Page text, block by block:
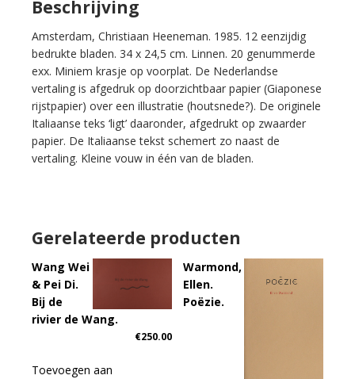
aantal
Beschrijving
Amsterdam, Christiaan Heeneman. 1985. 12 eenzijdig
bedrukte bladen. 34 x 24,5 cm. Linnen. 20 genummerde
exx. Miniem krasje op voorplat. De Nederlandse
vertaling is afgedruk op doorzichtbaar papier (Giaponese
rijstpapier) over een illustratie (houtsnede?). De originele
Italiaanse teks ‘ligt’ daaronder, afgedrukt op zwaarder
papier. De Italiaanse tekst schemert zo naast de
vertaling. Kleine vouw in één van de bladen.
Gerelateerde producten
Wang Wei
& Pei Di.
Bij de
rivier de Wang.
€250.00
Toevoegen aan
Warmond,
Ellen.
Poëzie.